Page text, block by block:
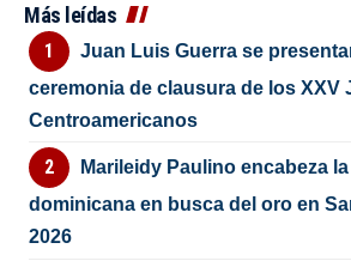
Más leídas
Juan Luis Guerra se
ceremonia de clausura de los XXV
Centroamericanos
Marileidy Paulino encabeza
dominicana en busca del oro en
2026